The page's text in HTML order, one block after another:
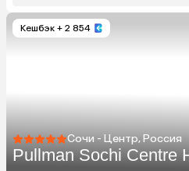
Кешбэк + 2 854
Сочи - Центр, Россия
Pullman Sochi Centre